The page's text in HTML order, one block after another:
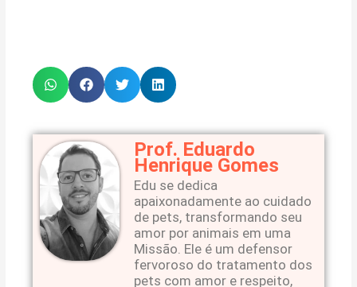
Prof. Eduardo
Henrique Gomes
Edu se dedica
apaixonadamente ao cuidado
de pets, transformando seu
amor por animais em uma
Missão. Ele é um defensor
fervoroso do tratamento dos
pets com amor e respeito,